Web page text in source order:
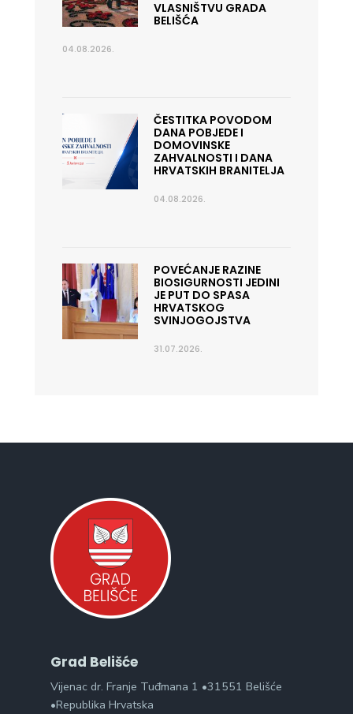
VLASNIŠTVU GRADA
BELIŠĆA
04.08.2026.
ČESTITKA POVODOM
DANA POBJEDE I
DOMOVINSKE
ZAHVALNOSTI I DANA
HRVATSKIH BRANITELJA
04.08.2026.
POVEĆANJE RAZINE
BIOSIGURNOSTI JEDINI
JE PUT DO SPASA
HRVATSKOG
SVINJOGOJSTVA
31.07.2026.
Grad Belišće
Vijenac dr. Franje Tuđmana 1 •31551 Belišće
•Republika Hrvatska